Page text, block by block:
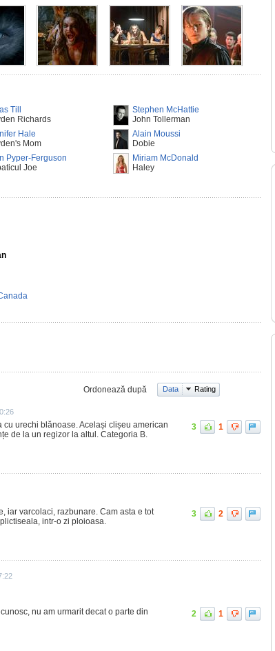
Till
Richards
Stephen McHattie
John Tollerman
Hale
Mom
Alain Moussi
Dobie
Pyper-Ferguson
Joe
Miriam McDonald
Haley
Ordonează după Data Rating
cu urechi blănoase. Același clișeu american
de la un regizor la altul. Categoria B.
3 1
iar varcolaci, razbunare. Cam asta e tot
intr-o zi ploioasa.
3 2
nu am urmarit decat o parte din
2 1